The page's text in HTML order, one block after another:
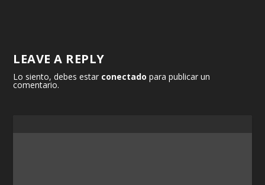
LEAVE A REPLY
Lo siento, debes estar conectado para publicar un
comentario.